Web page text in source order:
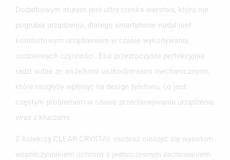
Dodatkowym atutem jest ultra cienka warstwa, która nie
pogrubia urządzenia, dlatego smartphone nadal jest
komfortowym urządzeniem w czasie wykonywania
codziennych czynności. Etui przezroczyste perfekcyjnie
radzi sobie ze wszelkimi uszkodzeniami mechanicznymi,
które mogłyby wpłynąć na design telefonu, co jest
częstym problemem w czasie przechowywania urządzenia
wraz z kluczami.
Z kolekcją CLEAR CRYSTAL możesz cieszyć się wysokim
współczynnikiem ochrony z jednoczesnym zachowaniem